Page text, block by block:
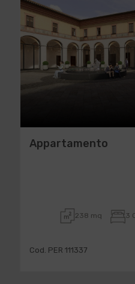
Appartamento
238 mq 3
Cod. PER 111337